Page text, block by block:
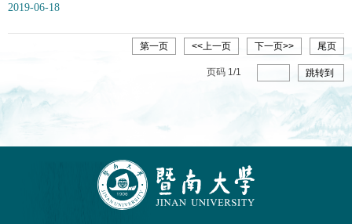
2019-06-18
第一页 <<上一页 下一页>> 尾页
页码 1/1 跳转到